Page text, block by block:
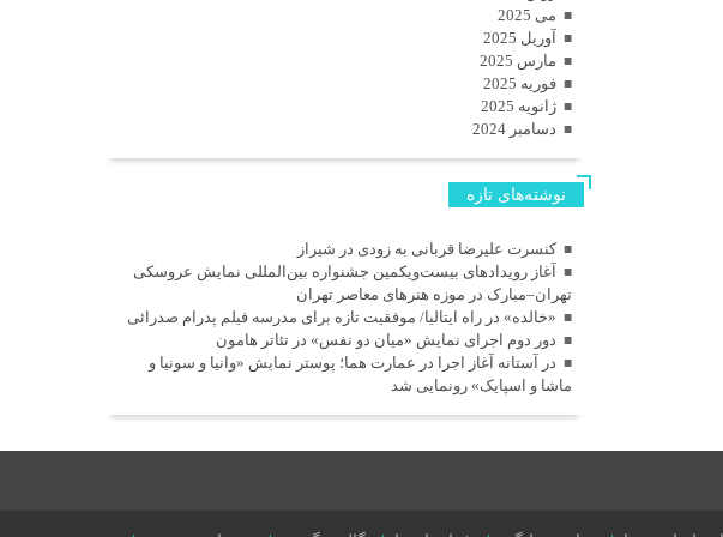
می 2025
آوریل 2025
مارس 2025
فوریه 2025
ژانویه 2025
دسامبر 2024
نوشته‌های تازه
کنسرت علیرضا قربانی به زودی در شیراز
آغاز رویدادهای بیست‌ویکمین جشنواره بین‌المللی نمایش عروسکی
تهران–مبارک در موزه هنرهای معاصر تهران
«خالده» در راه ایتالیا/ موفقیت تازه برای مدرسه فیلم پدرام صدرائی
دور دوم اجرای نمایش «میان دو نفس» در تئاتر هامون
در آستانه آغاز اجرا در عمارت هما؛ پوستر نمایش «وانیا و سونیا و
ماشا و اسپایک» رونمایی شد